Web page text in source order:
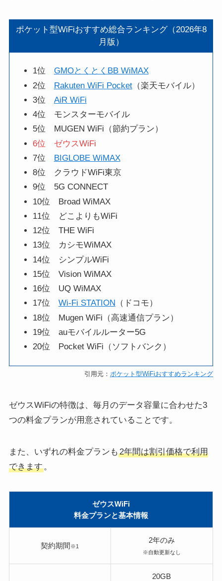
ポケット型WiFiおすすめ総合ランキング（2026年8
月版）
1位 GMOとくとくBB WiMAX
2位 Rakuten WiFi Pocket（楽天モバイル）
3位 AiR WiFi
4位 モンスターモバイル
5位 MUGEN WiFi（節約プラン）
6位 ゼウスWiFi
7位 BIGLOBE WiMAX
8位 クラウドWiFi東京
9位 5G CONNECT
10位 Broad WiMAX
11位 どこよりもWiFi
12位 THE WiFi
13位 カシモWiMAX
14位 シンプルWiFi
15位 Vision WiMAX
16位 UQ WiMAX
17位 Wi-Fi STATION （ドコモ）
18位 Mugen WiFi（高速通信プラン）
19位 auモバイルルーター5G
20位 Pocket WiFi（ソフトバンク）
引用元： ポケット型WiFiおすすめランキング
ゼウスWiFiの特徴は、毎月のデータ容量に合わせた3
つの料金プランが用意されていることです。
また、いずれの料金プランも 2年間は割引価格で利用
できます。
ゼウスWiFi
料金プランと基本情報
契約期間※1
2年のみ
※自動更新なし
20GB